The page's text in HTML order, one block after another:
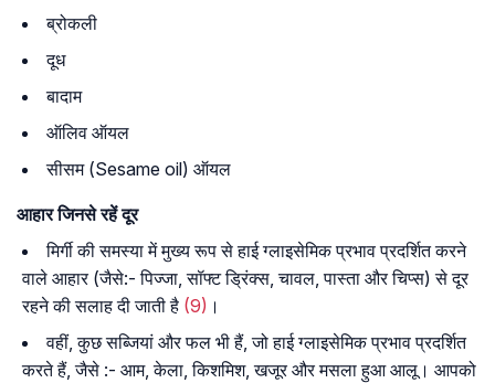
ब्रोकली
दूध
बादाम
ऑलिव ऑयल
सीसम (Sesame oil) ऑयल
आहारजिनसेरहेंदूर
मिर्गी की समस्या में मुख्य रूप से हाई ग्लाइसेमिक प्रभाव प्रदर्शित करने
वाले आहार (जैसे:- पिज्जा, सॉफ्ट ड्रिंक्स, चावल, पास्ता और चिप्स) से दूर
रहने की सलाह दी जाती है (9) ।
वहीं, कुछ सब्जियां और फल भी हैं, जो हाई ग्लाइसेमिक प्रभाव प्रदर्शित
करते हैं, जैसे :- आम, केला, किशमिश, खजूर और मसला हुआ आलू। आपको